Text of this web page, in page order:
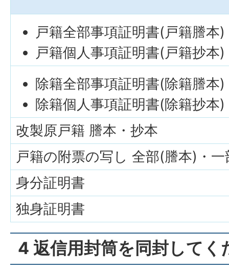
戸籍全部事項証明書(戸籍謄本)
戸籍個人事項証明書(戸籍抄本)
除籍全部事項証明書(除籍謄本)
除籍個人事項証明書(除籍抄本)
改製原戸籍 謄本・抄本
戸籍の附票の写し 全部(謄本)・
身分証明書
独身証明書
4 返信用封筒を同封してく